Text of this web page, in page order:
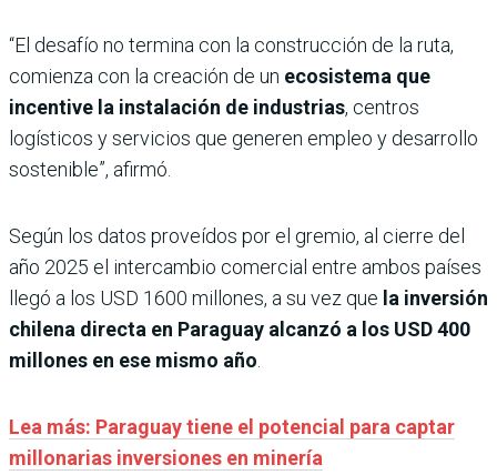
“El desafío no termina con la construcción de la ruta,
comienza con la creación de un ecosistema que
incentive la instalación de industrias, centros
logísticos y servicios que generen empleo y desarrollo
sostenible”, afirmó.
Según los datos proveídos por el gremio, al cierre del
año 2025 el intercambio comercial entre ambos países
llegó a los USD 1600 millones, a su vez que la inversión
chilena directa en Paraguay alcanzó a los USD 400
millones en ese mismo año
Lea más: Paraguay tiene el potencial para captar
millonarias inversiones en minería